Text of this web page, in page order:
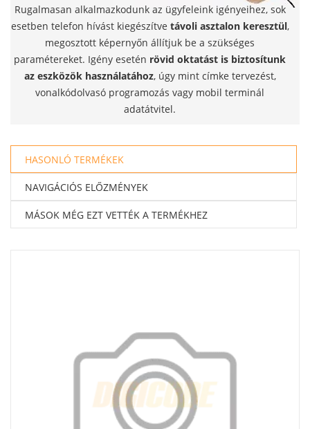
Rugalmasan alkalmazkodunk az ügyfeleink igényeihez, sok
esetben telefon hívást kiegészítve távoli asztalon keresztül,
megosztott képernyőn állítjuk be a szükséges
paramétereket. Igény esetén rövid oktatást is biztosítunk
az eszközök használatához, úgy mint címke tervezést,
vonalkódolvasó programozás vagy mobil terminál
adatátvitel.
HASONLÓ TERMÉKEK
NAVIGÁCIÓS ELŐZMÉNYEK
MÁSOK MÉG EZT VETTÉK A TERMÉKHEZ